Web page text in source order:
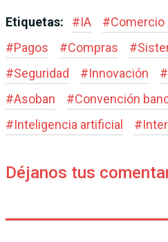
Etiquetas: #IA #
#Pagos #Compras #
#Seguridad #Innovación #
#Asoban #Convención
#Inteligencia artificial #
Déjanos tus